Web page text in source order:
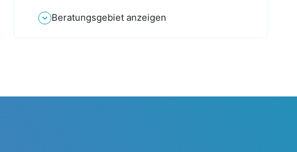
Beratungsgebiet anzeigen